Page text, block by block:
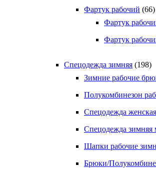
Фартук рабочий (66)
Фартук
Фартук
Спецодежда зимняя (198)
Зимние рабочие
Полукомбинезон
Спецодежда
Спецодежда зимняя
Шапки рабочие
Брюки/